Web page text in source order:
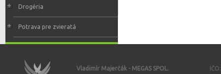
Drogéria
Potrava pre zvieratá
Vladimír Majerčák - MEGAS SPOL.